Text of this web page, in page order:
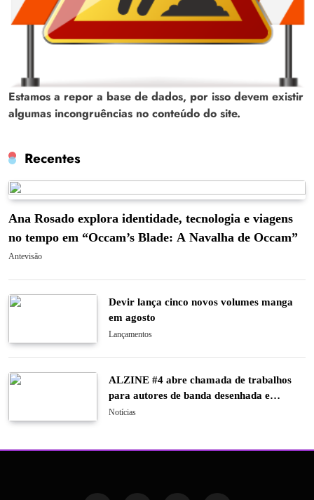
Estamos a repor a base de dados, por isso devem existir
algumas incongruências no conteúdo do site.
Recentes
Ana Rosado explora identidade, tecnologia e viagens
no tempo em “Occam’s Blade: A Navalha de Occam”
Antevisão
Devir lança cinco novos volumes manga
em agosto
Lançamentos
ALZINE #4 abre chamada de trabalhos
para autores de banda desenhada e
ilustração
Notícias